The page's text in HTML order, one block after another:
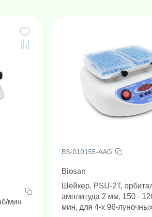
мин
BS-010155-AAG
Biosan
Шейкер, PSU-2T,
амплитуда 2 мм, 150 -
мин, для 4-х 96-